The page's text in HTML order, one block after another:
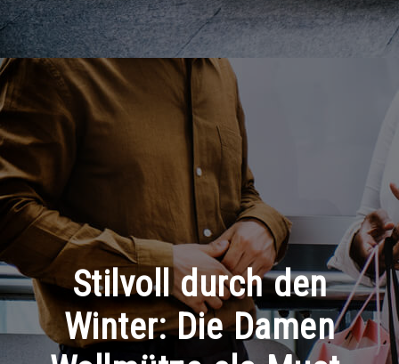
Stilvoll durch den
Winter: Die Damen